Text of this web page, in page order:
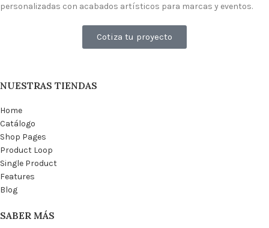
personalizadas con acabados artísticos para marcas y eventos.
Cotiza tu proyecto
NUESTRAS TIENDAS
Home
Catálogo
Shop Pages
Product Loop
Single Product
Features
Blog
SABER MÁS